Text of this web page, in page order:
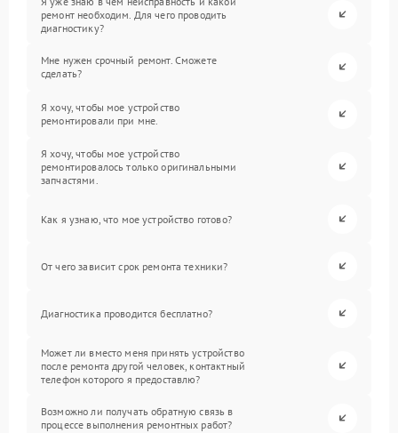
ремонт необходим. Для чего проводить
диагностику?
Мне нужен срочный ремонт. Сможете
сделать?
Я хочу, чтобы мое устройство
ремонтировали при мне.
Я хочу, чтобы мое устройство
ремонтировалось только оригинальными
запчастями.
Как я узнаю, что мое устройство готово?
От чего зависит срок ремонта техники?
Диагностика проводится бесплатно?
Может ли вместо меня принять устройство
после ремонта другой человек, контактный
телефон которого я предоставлю?
Возможно ли получать обратную связь в
процессе выполнения ремонтных работ?